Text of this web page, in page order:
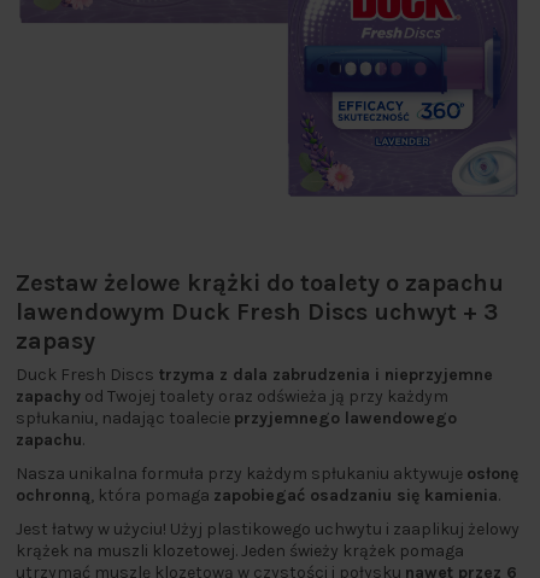
Zestaw żelowe krążki do toalety o zapachu
lawendowym Duck Fresh Discs uchwyt + 3
zapasy
Duck Fresh Discs trzyma z dala zabrudzenia i nieprzyjemne
zapachy od Twojej toalety oraz odświeża ją przy każdym
spłukaniu, nadając toalecie przyjemnego lawendowego
zapachu.
Nasza unikalna formuła przy każdym spłukaniu aktywuje osłonę
ochronną, która pomaga zapobiegać osadzaniu się kamienia.
Jest łatwy w użyciu! Użyj plastikowego uchwytu i zaaplikuj żelowy
krążek na muszli klozetowej. Jeden świeży krążek pomaga
utrzymać muszlę klozetową w czystości i połysku nawet przez 6